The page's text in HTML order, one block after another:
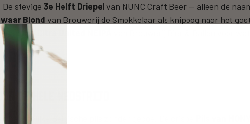
stevige 3e Helft Driepelvan NUNC Craft Beer — alleen de
Blond van Brouwerij de Smokkelaar als knipoog naar het
hoppige
van Brouwerij Bier & Ballen voor
DE HELE WEDSTRIJD
Belgische pils zonder gedoe. De crispe